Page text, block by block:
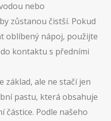
nebo
zůstanou čistší. Pokud
oblíbený nápoj, použijte
kontaktu s předními
základ, ale ne stačí jen
pastu, která obsahuje
částice. Podle našeho